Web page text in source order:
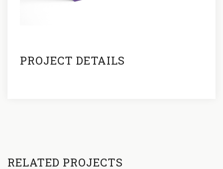
PROJECT DETAILS
RELATED PROJECTS